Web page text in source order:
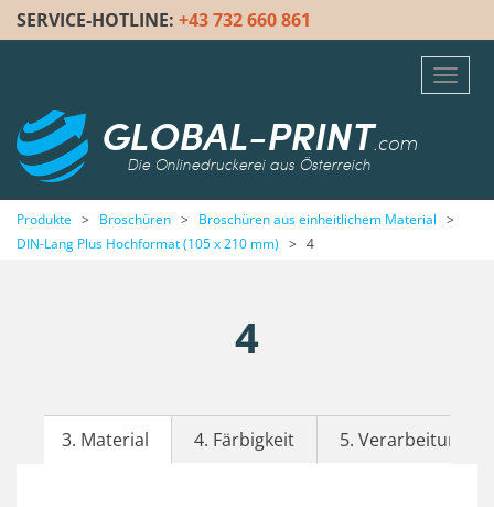
SERVICE-HOTLINE: +43 732 660 861
GLOBAL-PRINT.com
Die Onlinedruckerei aus Österreich
Produkte > Broschüren > Broschüren aus einheitlichem Material >
DIN-Lang Plus Hochformat (105 x 210 mm) > 4
4
3. Material 4. Färbigkeit 5. Verarbeitung